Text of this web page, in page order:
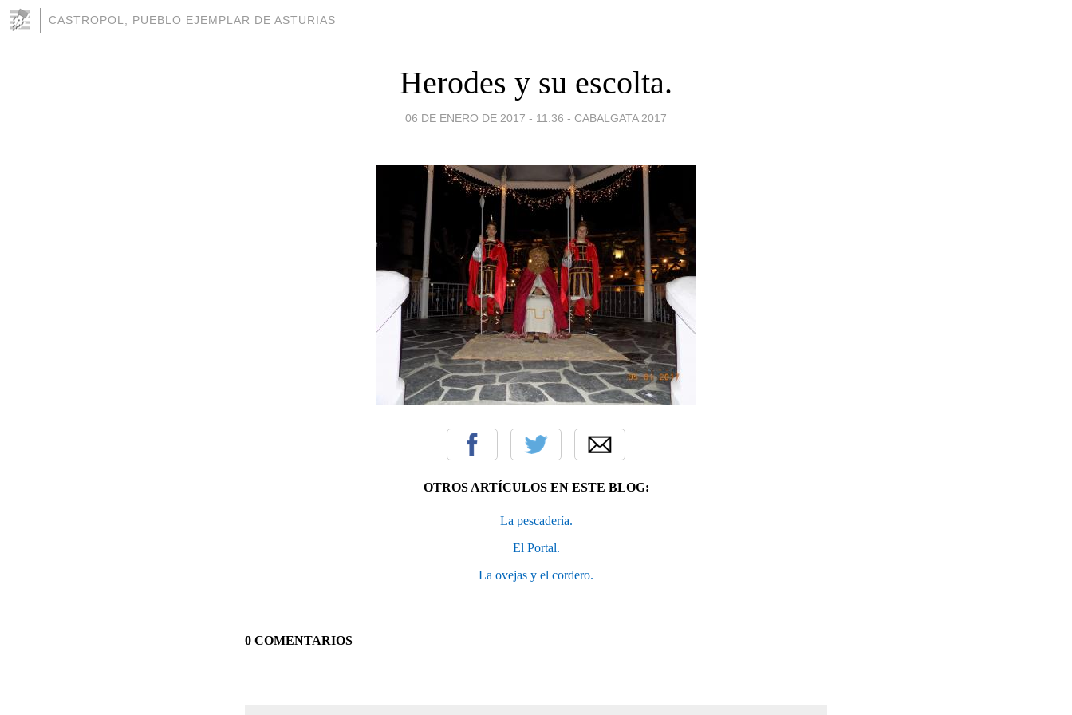
CASTROPOL, PUEBLO EJEMPLAR DE ASTURIAS
Herodes y su escolta.
06 DE ENERO DE 2017 - 11:36 - CABALGATA 2017
OTROS ARTÍCULOS EN ESTE BLOG:
La pescadería.
El Portal.
La ovejas y el cordero.
0 COMENTARIOS